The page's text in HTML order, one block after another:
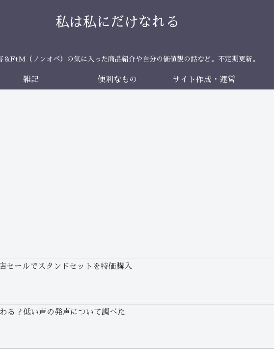
私は私にだけなれる
＆FtM（ノンオペ）の気に入った商品紹介や自分の価値観の話など。不定期更新。
雑記 便利なもの サイト作成・運営
セールでスタンドセットを特価購入
る？低い声の発声について調べた